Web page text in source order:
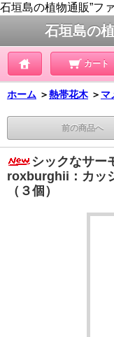
石垣島の植物通販”フ
石垣島の
カート
ホーム ＞熱帯花木 ＞ マ
前の商品へ
シックなサ
roxburghii：カッ
（３個）